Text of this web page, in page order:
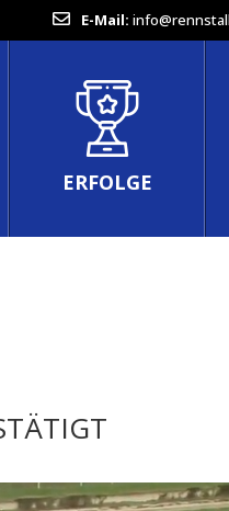
E-Mail:
ERFOLGE